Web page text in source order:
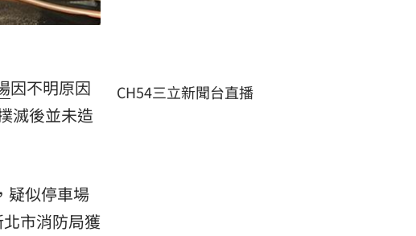
因不明原因
滅後並未造
疑似停車場
市消防局獲
CH54三立新聞台直播